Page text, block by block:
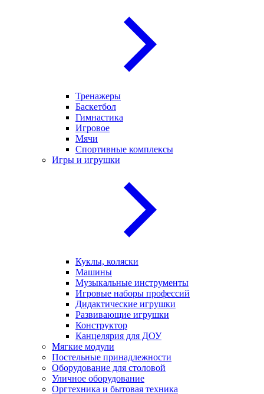
Тренажеры
Баскетбол
Гимнастика
Игровое
Мячи
Спортивные комплексы
Игры и игрушки
Куклы, коляски
Машины
Музыкальные инструменты
Игровые наборы профессий
Дидактические игрушки
Развивающие игрушки
Конструктор
Канцелярия для ДОУ
Мягкие модули
Постельные принадлежности
Оборудование для столовой
Уличное оборудование
Оргтехника и бытовая техника